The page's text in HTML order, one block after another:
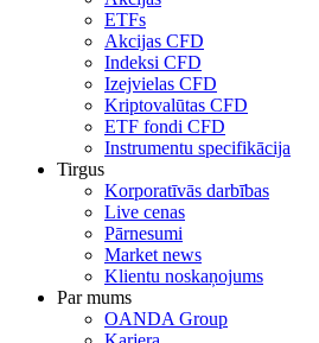
ETFs
Akcijas CFD
Indeksi CFD
Izejvielas CFD
Kriptovalūtas CFD
ETF fondi CFD
Instrumentu specifikācija
Tirgus
Korporatīvās darbības
Live cenas
Pārnesumi
Market news
Klientu noskaņojums
Par mums
OANDA Group